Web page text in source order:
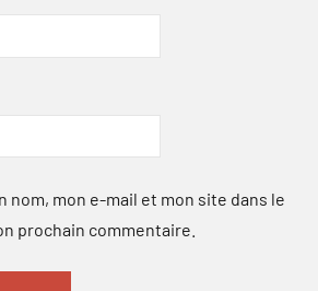
nom, mon e-mail et mon site dans le
prochain commentaire.